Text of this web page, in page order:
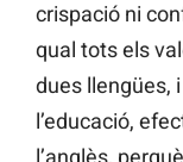
crispació ni
qual tots els
dues llengües,
l’educació,
l’anglès,